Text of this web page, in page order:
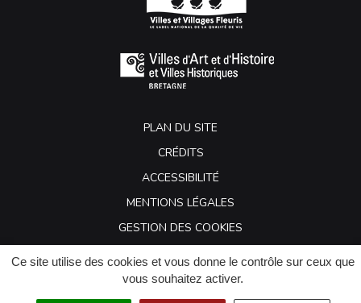
Ce site utilise des cookies et vous donne le contrôle sur ceux que
vous souhaitez activer.
PLAN DU SITE
CRÉDITS
ACCESSIBILITÉ
MENTIONS LÉGALES
GESTION DES COOKIES